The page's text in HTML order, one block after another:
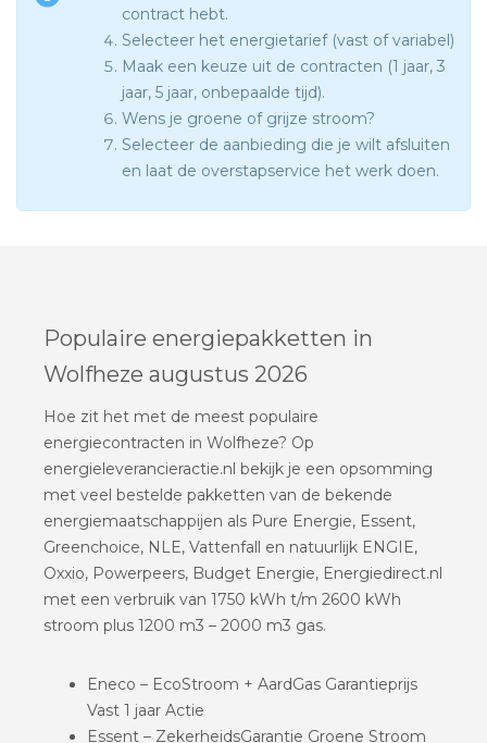
contract hebt.
Selecteer het energietarief (vast of variabel)
Maak een keuze uit de contracten (1 jaar, 3
jaar, 5 jaar, onbepaalde tijd).
Wens je groene of grijze stroom?
Selecteer de aanbieding die je wilt afsluiten
en laat de overstapservice het werk doen.
Populaire energiepakketten in
Wolfheze augustus 2026
Hoe zit het met de meest populaire
energiecontracten in Wolfheze? Op
energieleverancieractie.nl bekijk je een opsomming
met veel bestelde pakketten van de bekende
energiemaatschappijen als Pure Energie, Essent,
Greenchoice, NLE, Vattenfall en natuurlijk ENGIE,
Oxxio, Powerpeers, Budget Energie, Energiedirect.nl
met een verbruik van 1750 kWh t/m 2600 kWh
stroom plus 1200 m3 – 2000 m3 gas.
Eneco – EcoStroom + AardGas Garantieprijs
Vast 1 jaar Actie
Essent – ZekerheidsGarantie Groene Stroom